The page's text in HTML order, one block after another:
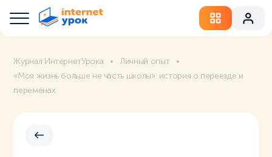
Журнал ИнтернетУрока
Личный опыт
«Моя жизнь больше не часть школы»: история о переезде и
переменах